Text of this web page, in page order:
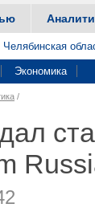
Челябинская
Экономика
/